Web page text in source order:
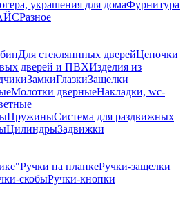
украшения для домаФурнитура
Разное
Для стекляннных дверейЦепочки
дверей и ПВХИзделия из
ЗамкиГлазкиЗащелки
Молотки дверныеНакладки, wc-
ПружиныСистема для раздвижных
ЦилиндрыЗадвижки
Ручки на планкеРучки-защелки
скобыРучки-кнопки